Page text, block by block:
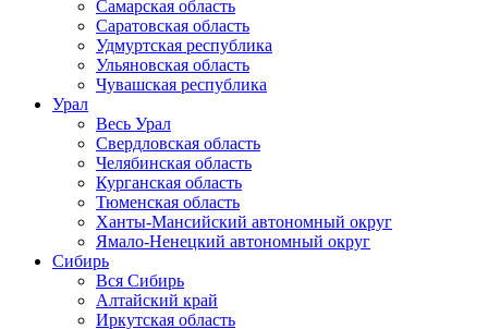
Самарская область
Саратовская область
Удмуртская республика
Ульяновская область
Чувашская республика
Урал
Весь Урал
Свердловская область
Челябинская область
Курганская область
Тюменская область
Ханты-Мансийский автономный округ
Ямало-Ненецкий автономный округ
Сибирь
Вся Сибирь
Алтайский край
Иркутская область